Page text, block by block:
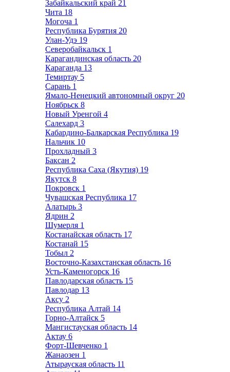
Забайкальский край 21
Чита 18
Могоча 1
Республика Бурятия 20
Улан-Удэ 19
Северобайкальск 1
Карагандинская область 20
Караганда 13
Темиртау 5
Сарань 1
Ямало-Ненецкий автономный округ 20
Ноябрьск 8
Новый Уренгой 4
Салехард 3
Кабардино-Балкарская Республика 19
Нальчик 10
Прохладный 3
Баксан 2
Республика Саха (Якутия) 19
Якутск 8
Покровск 1
Чувашская Республика 17
Алатырь 3
Ядрин 2
Шумерля 1
Костанайская область 17
Костанай 15
Тобыл 2
Восточно-Казахстанская область 16
Усть-Каменогорск 16
Павлодарская область 15
Павлодар 13
Аксу 2
Республика Алтай 14
Горно-Алтайск 5
Мангистауская область 14
Актау 6
Форт-Шевченко 1
Жанаозен 1
Атырауская область 11